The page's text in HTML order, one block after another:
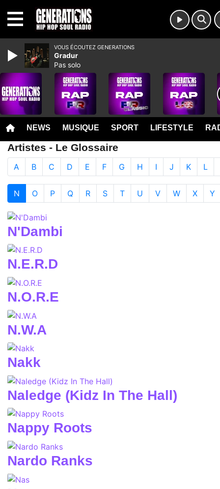
NEWS MUSIQUE SPORT LIFESTYLE
Artistes - Le Glossaire
A B C D E F G H I J K L
N O P Q R S T U V W X Y
N'Dambi
N.E.R.D
N.O.R.E
N.W.A
Nakk
Naledge (Kidz In The Hall)
Nappy Roots
Nardo Ranks
VOUS ÉCOUTEZ GENERATIONS
Gradur
Pas solo